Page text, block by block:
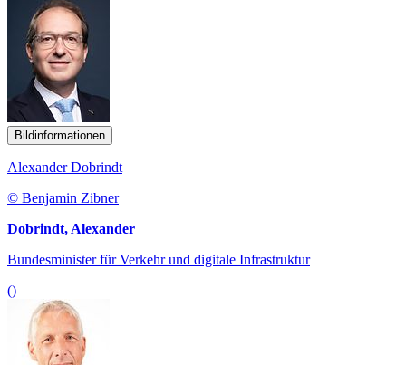
Bildinformationen
Alexander Dobrindt
© Benjamin Zibner
Dobrindt, Alexander
Bundesminister für Verkehr und digitale Infrastruktur
()